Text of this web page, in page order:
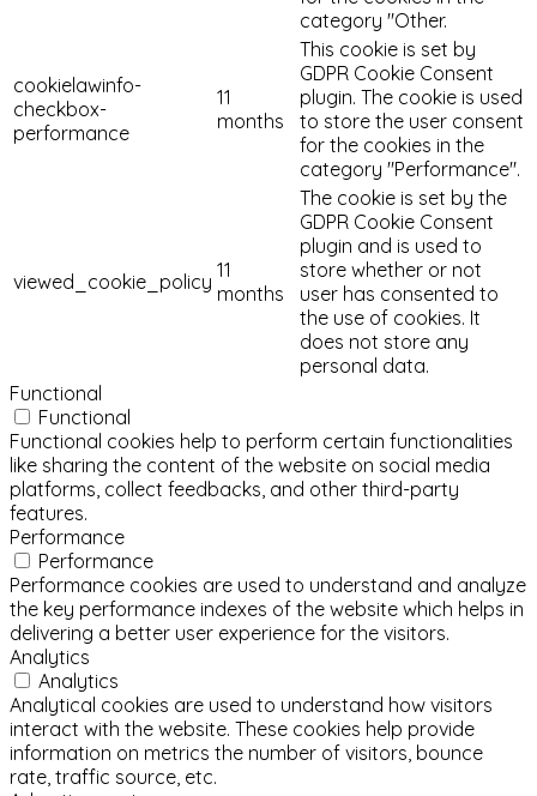
category "Other.
cookielawinfo-
checkbox-
performance
11
months
This cookie is set by
GDPR Cookie Consent
plugin. The cookie is used
to store the user consent
for the cookies in the
category "Performance".
viewed_cookie_policy 11
months
The cookie is set by the
GDPR Cookie Consent
plugin and is used to
store whether or not
user has consented to
the use of cookies. It
does not store any
personal data.
Functional
Functional
Functional cookies help to perform certain functionalities
like sharing the content of the website on social media
platforms, collect feedbacks, and other third-party
features.
Performance
Performance
Performance cookies are used to understand and analyze
the key performance indexes of the website which helps in
delivering a better user experience for the visitors.
Analytics
Analytics
Analytical cookies are used to understand how visitors
interact with the website. These cookies help provide
information on metrics the number of visitors, bounce
rate, traffic source, etc.